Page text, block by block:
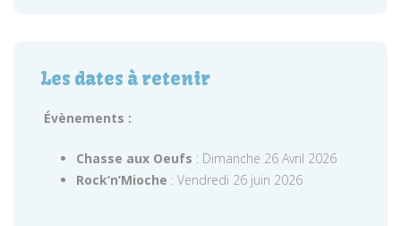
Les dates à retenir
Évènements :
Chasse aux Oeufs : Dimanche 26 Avril 2026
Rock’n’Mioche : Vendredi 26 juin 2026